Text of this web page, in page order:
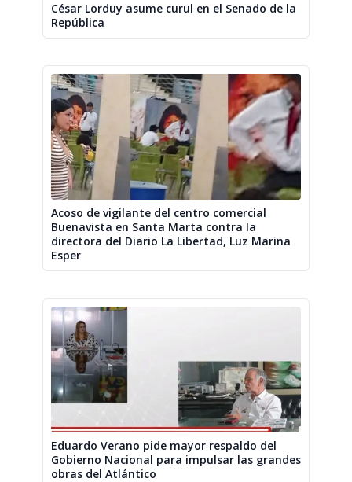
César Lorduy asume curul en el Senado de la
República
Acoso de vigilante del centro comercial
Buenavista en Santa Marta contra la
directora del Diario La Libertad, Luz Marina
Esper
Eduardo Verano pide mayor respaldo del
Gobierno Nacional para impulsar las grandes
obras del Atlántico